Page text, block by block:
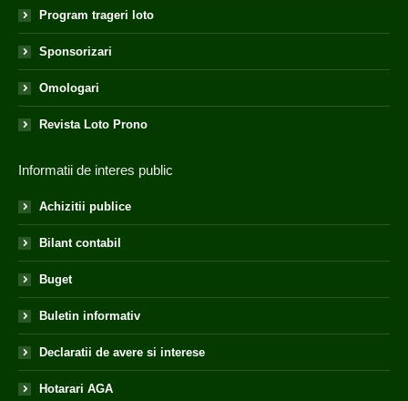
Program trageri loto
Sponsorizari
Omologari
Revista Loto Prono
Informatii de interes public
Achizitii publice
Bilant contabil
Buget
Buletin informativ
Declaratii de avere si interese
Hotarari AGA